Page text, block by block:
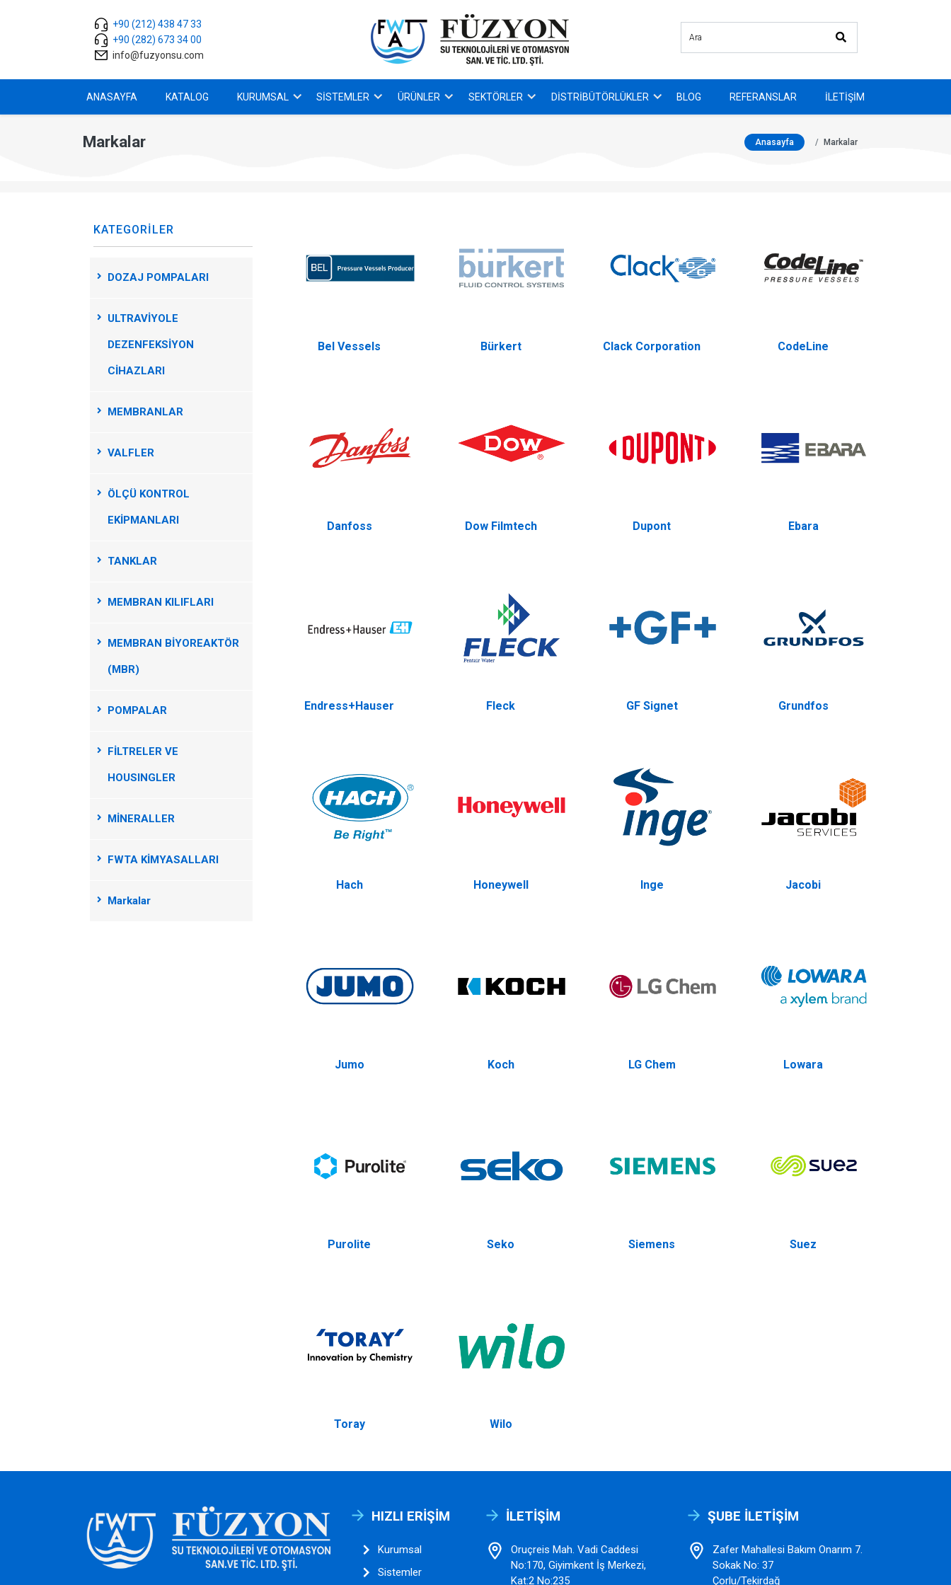
+90 (212) 438 47 33
+90 (282) 673 34 00
info@fuzyonsu.com
ANASAYFA KATALOG KURUMSAL SISTEMLER ÜRÜNLER SEKTÖRLER DISTRIBÜTÖRLÜKLER BLOG REFERANSLAR İLETIŞIM
Markalar Anasayfa Markalar
KATEGORILER
DOZAJ POMPALARI
ULTRAVİYOLE
DEZENFEKSİYON
CİHAZLARI
MEMBRANLAR
VALFLER
ÖLÇÜ KONTROL
EKİPMANLARI
TANKLAR
MEMBRAN KILIFLARI
MEMBRAN BİYOREAKTÖR
(MBR)
POMPALAR
FİLTRELER VE
HOUSINGLER
MİNERALLER
FWTA KİMYASALLARI
Markalar
Bel Vessels Bürkert Clack Corporation CodeLine
Danfoss Dow Filmtech Dupont Ebara
Endress+Hauser Fleck GF Signet Grundfos
Hach Honeywell Inge Jacobi
Jumo Koch LG Chem Lowara
Purolite Seko Siemens Suez
Toray Wilo
HIZLI ERIŞIM
Kurumsal
Sistemler
İLETIŞIM
Oruçreis Mah. Vadi Caddesi
No:170, Giyimkent İş Merkezi,
Kat:2 No:235
ŞUBE İLETIŞIM
Zafer Mahallesi Bakım Onarım 7.
Sokak No: 37
Çorlu/Tekirdağ